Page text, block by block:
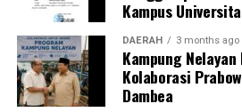
Masyarakat Desa Luwoo
terpadu ini. Ratusan warga
pemeriksaan kesehatan gratis
mengenai pola hidup bersih dan
pencegahan tuberkulosis.
Kampus
DAERAH 3 months ago
Kampung
Kolaborasi
Dambea